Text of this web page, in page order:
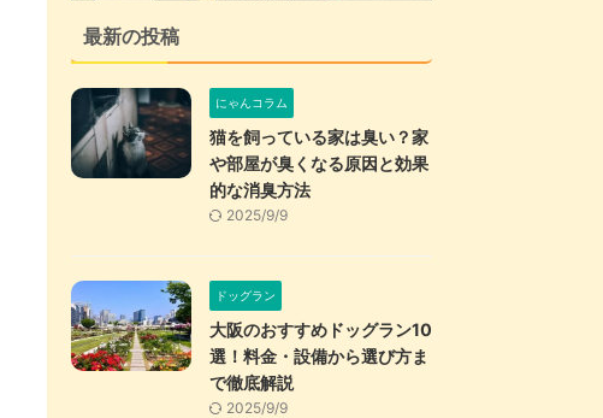
最新の投稿
にゃんコラム
猫を飼っている家は臭い？家
や部屋が臭くなる原因と効果
的な消臭方法
2025/9/9
ドッグラン
大阪のおすすめドッグラン10
選！料金・設備から選び方ま
で徹底解説
2025/9/9